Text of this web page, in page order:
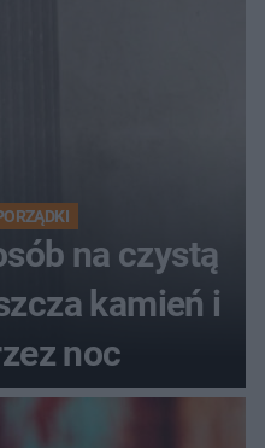
na czystą
kamień i
noc